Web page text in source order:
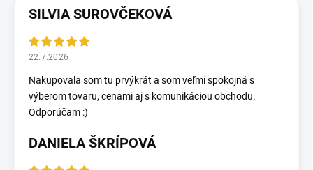
SILVIA SUROVČEKOVÁ
22.7.2026
Nakupovala som tu prvýkrát a som veľmi spokojná s
výberom tovaru, cenami aj s komunikáciou obchodu.
Odporúčam :)
DANIELA ŠKRÍPOVÁ